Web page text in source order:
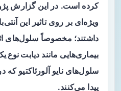
کرده است. در این گزارش
ویژه‌ای بر روی تاثیر این
داشتند؛ مخصوصاً سلول‌های
بیماری‌هایی مانند دیابت نوع
سلول‌های نایو آلورئاکتیو که
پیدا می‌کنند.